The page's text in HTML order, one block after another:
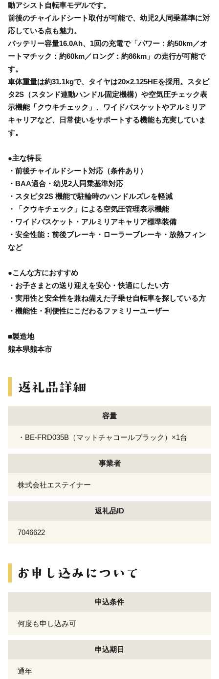
動アシスト自転車モデルです。
前後のチャイルドシート取付が可能で、幼児2人同乗基準に対
応している点も魅力。
バッテリー容量16.0Ah、1回の充電で「パワー：約50km／オ
ートマチック：約60km／ロング：約86km」の走行が可能で
す。
車体重量は約31.1kgで、タイヤは20×2.125HEを採用。スタピ
タ2S（スタンド連動ハンドル固定機構）や空気圧チェック表
示機能「クウキチェック」、ワイドバスケットやアルミリア
キャリアなど、日常使いをサポートする機能も充実していま
す。
●主な特長
・前後チャイルドシート対応（条件あり）
・BAA適合・幼児2人同乗基準対応
・スタピタ2S 機能で駐輪時のハンドルズレを軽減
・「クウキチェック」による空気圧管理表示機能
・ワイドバスケット・アルミリアキャリア標準装備
・安全性能：前後ブレーキ・ローラーブレーキ・放熱フィン
など
●こんな方におすすめ
・お子さまとの送り迎えを安心・快適にしたい方
・実用性と安全性を兼ね備えた子乗せ自転車を探している方
・機能性・利便性にこだわるファミリーユーザー
■製造地
熊本県熊本市
容量
・BE-FRD035B（マットチャコールブラック）×1台
事業者
株式会社エステイナー
返礼品ID
7046622
申込条件
何度も申し込み可
申込期日
通年